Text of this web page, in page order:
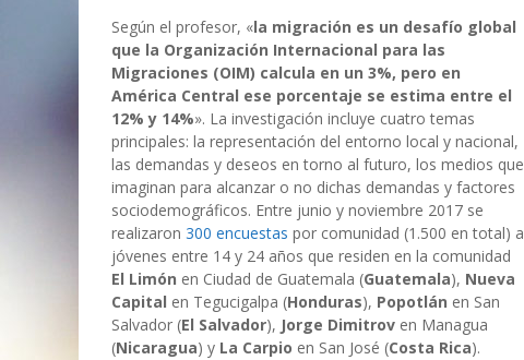
Según el profesor, «la migración es un desafío global
que la Organización Internacional para las
Migraciones (OIM) calcula en un 3%, pero en
América Central ese porcentaje se estima entre el
12% y 14%». La investigación incluye cuatro temas
principales: la representación del entorno local y nacional,
las demandas y deseos en torno al futuro, los medios que
imaginan para alcanzar o no dichas demandas y factores
sociodemográficos. Entre junio y noviembre 2017 se
realizaron 300 encuestas por comunidad (1.500 en total) a
jóvenes entre 14 y 24 años que residen en la comunidad
El Limón en Ciudad de Guatemala (Guatemala), Nueva
Capital en Tegucigalpa (Honduras), Popotlán en San
Salvador (El Salvador), Jorge Dimitrov en Managua
(Nicaragua) y La Carpio en San José (Costa Rica).